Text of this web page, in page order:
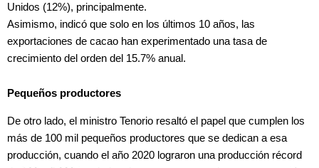
Unidos (12%), principalmente.
Asimismo, indicó que solo en los últimos 10 años, las
exportaciones de cacao han experimentado una tasa de
crecimiento del orden del 15.7% anual.
Pequeños productores
De otro lado, el ministro Tenorio resaltó el papel que cumplen los
más de 100 mil pequeños productores que se dedican a esa
producción, cuando el año 2020 lograron una producción récord